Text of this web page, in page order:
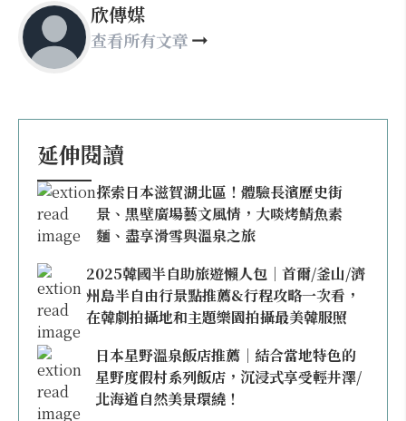
欣傳媒
查看所有文章
延伸閱讀
探索日本滋賀湖北區！體驗長濱歷史街
景、黑壁廣場藝文風情，大啖烤鯖魚素
麵、盡享滑雪與溫泉之旅
2025韓國半自助旅遊懶人包｜首爾/釜山/濟
州島半自由行景點推薦&行程攻略一次看，
在韓劇拍攝地和主題樂園拍攝最美韓服照
日本星野溫泉飯店推薦｜結合當地特色的
星野度假村系列飯店，沉浸式享受輕井澤/
北海道自然美景環繞！